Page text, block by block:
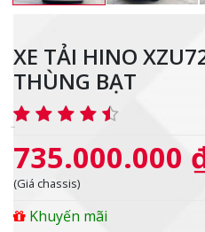
XE TẢI HINO
THÙNG BẠT
735.000.000
(Giá chassis)
Khuyến mãi